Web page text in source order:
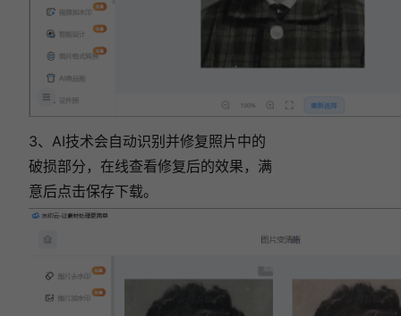
3、 AI技术会自动识别并修复照片中的
破损部分， 在线查看修复后的效果，满
意后点击保存下载。